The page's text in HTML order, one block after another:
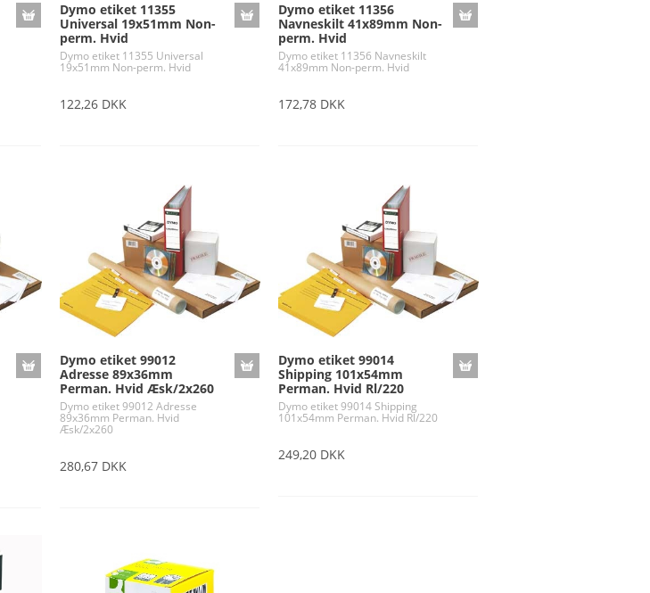
Dymo etiket 11355
Universal 19x51mm Non-
perm. Hvid
Dymo etiket 11355 Universal
19x51mm Non-perm. Hvid
122,26 DKK
Dymo etiket 11356
Navneskilt 41x89mm Non-
perm. Hvid
Dymo etiket 11356 Navneskilt
41x89mm Non-perm. Hvid
172,78 DKK
Dymo etiket 99012
Adresse 89x36mm
Perman. Hvid Æsk/2x260
Dymo etiket 99012 Adresse
89x36mm Perman. Hvid
Æsk/2x260
280,67 DKK
Dymo etiket 99014
Shipping 101x54mm
Perman. Hvid Rl/220
Dymo etiket 99014 Shipping
101x54mm Perman. Hvid Rl/220
249,20 DKK